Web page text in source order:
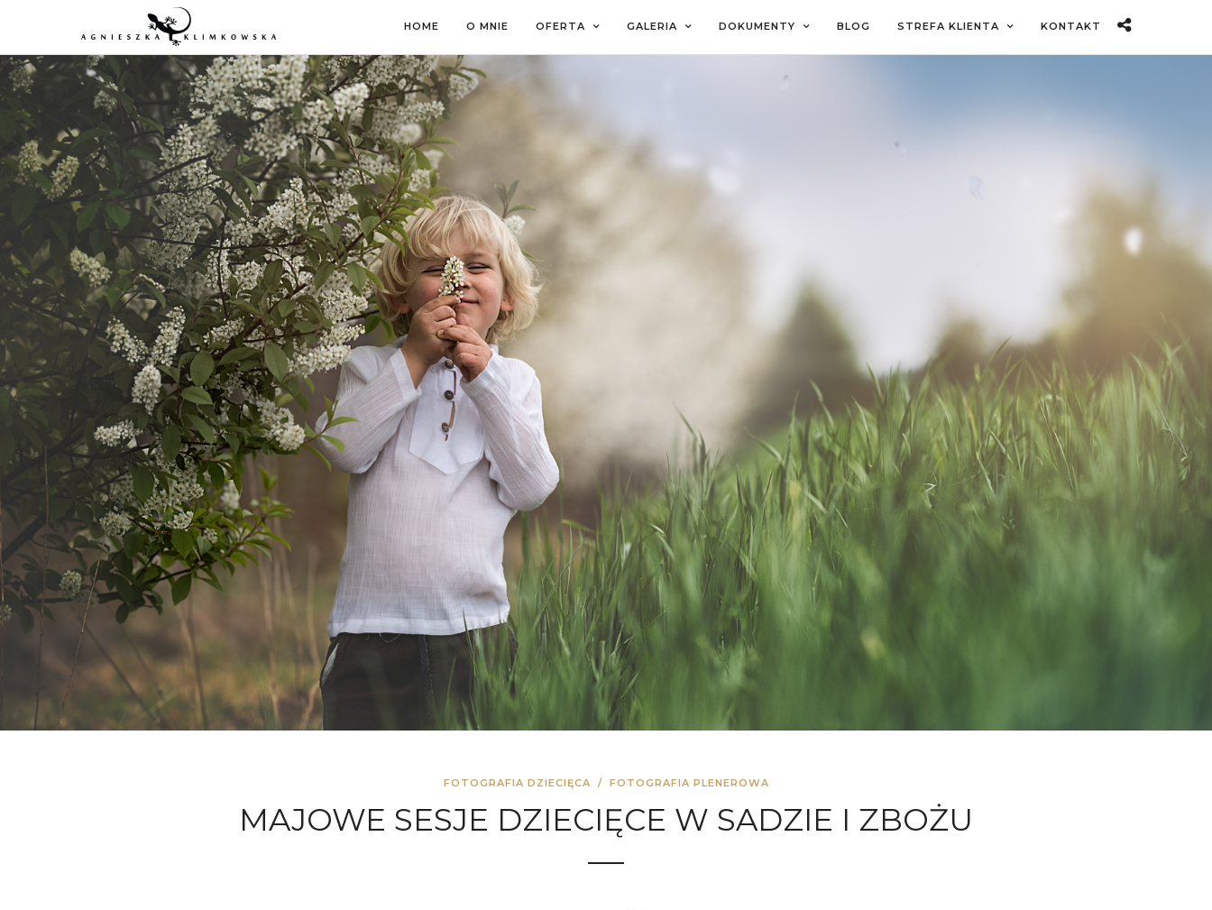
HOME O MNIE OFERTA GALERIA DOKUMENTY BLOG STREFA KLIENTA KONTAKT
FOTOGRAFIA DZIECIĘCA / FOTOGRAFIA PLENEROWA
MAJOWE SESJE DZIECIĘCE W SADZIE I ZBOŻU